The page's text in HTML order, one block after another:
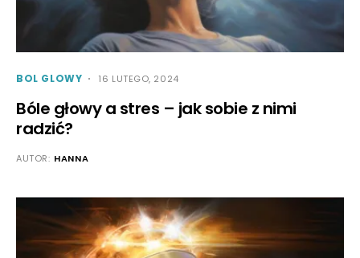
BOL GLOWY 16 LUTEGO, 2024
Bóle głowy a stres – jak sobie z nimi
radzić?
AUTOR: HANNA